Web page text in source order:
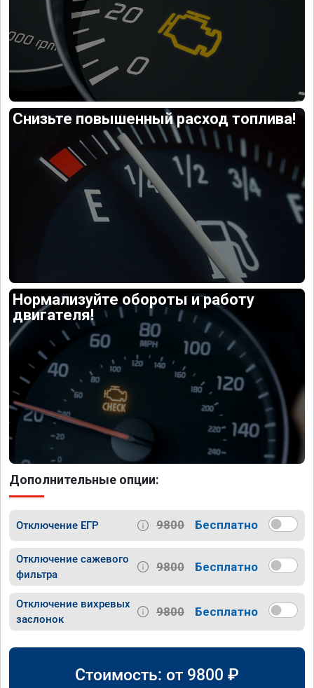
Снизьте повышенный расход топлива!
Нормализуйте обороты и работу
двигателя!
Дополнительные опции:
Отключение ЕГР 9800 Бесплатно
Отключение сажевого
фильтра
9800 Бесплатно
Отключение вихревых
заслонок
9800 Бесплатно
Стоимость: от 9800 ₽